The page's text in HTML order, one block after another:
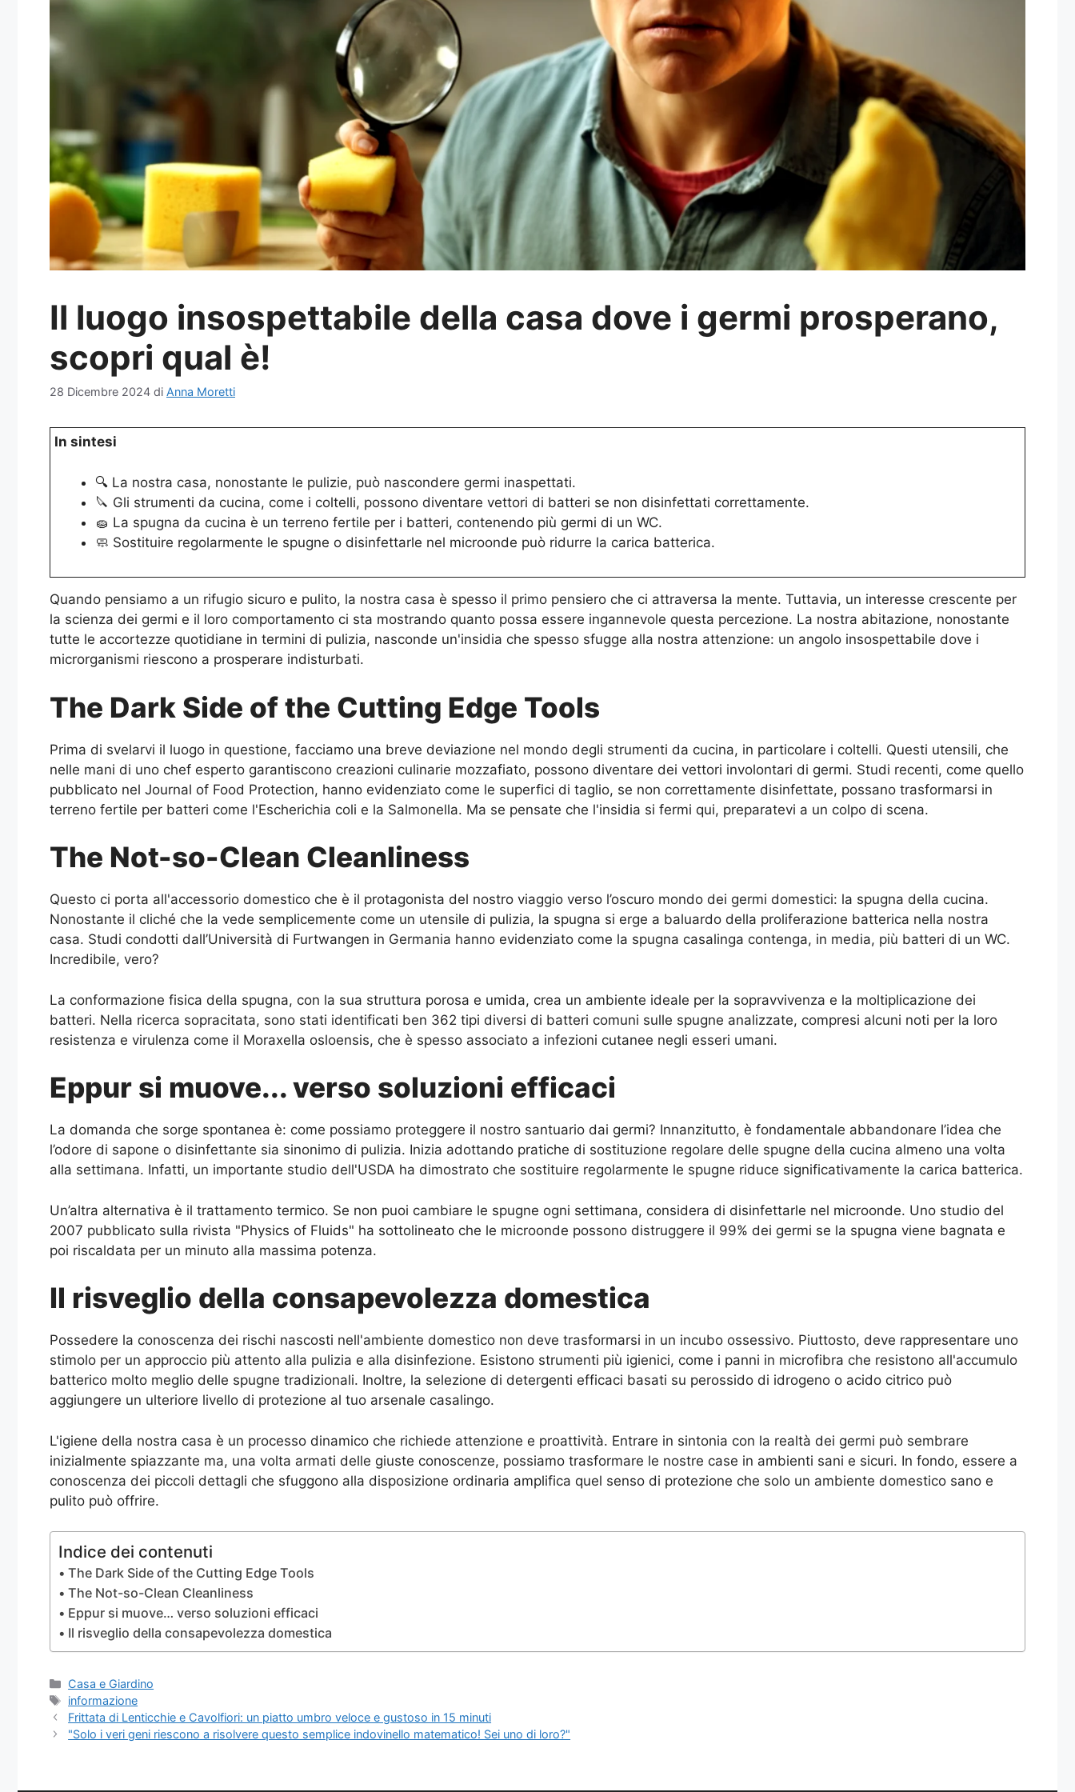
Il luogo insospettabile della casa dove i germi prosperano,
scopri qual è!
28 Dicembre 2024 di Anna Moretti
In sintesi
🔍 La nostra casa, nonostante le pulizie, può nascondere germi inaspettati.
🔪 Gli strumenti da cucina, come i coltelli, possono diventare vettori di batteri se non disinfettati correttamente.
🧽 La spugna da cucina è un terreno fertile per i batteri, contenendo più germi di un WC.
🧼 Sostituire regolarmente le spugne o disinfettarle nel microonde può ridurre la carica batterica.
Quando pensiamo a un rifugio sicuro e pulito, la nostra casa è spesso il primo pensiero che ci attraversa la mente. Tuttavia, un interesse crescente per
la scienza dei germi e il loro comportamento ci sta mostrando quanto possa essere ingannevole questa percezione. La nostra abitazione, nonostante
tutte le accortezze quotidiane in termini di pulizia, nasconde un'insidia che spesso sfugge alla nostra attenzione: un angolo insospettabile dove i
microrganismi riescono a prosperare indisturbati.
The Dark Side of the Cutting Edge Tools
Prima di svelarvi il luogo in questione, facciamo una breve deviazione nel mondo degli strumenti da cucina, in particolare i coltelli. Questi utensili, che
nelle mani di uno chef esperto garantiscono creazioni culinarie mozzafiato, possono diventare dei vettori involontari di germi. Studi recenti, come quello
pubblicato nel Journal of Food Protection, hanno evidenziato come le superfici di taglio, se non correttamente disinfettate, possano trasformarsi in
terreno fertile per batteri come l'Escherichia coli e la Salmonella. Ma se pensate che l'insidia si fermi qui, preparatevi a un colpo di scena.
The Not-so-Clean Cleanliness
Questo ci porta all'accessorio domestico che è il protagonista del nostro viaggio verso l’oscuro mondo dei germi domestici: la spugna della cucina.
Nonostante il cliché che la vede semplicemente come un utensile di pulizia, la spugna si erge a baluardo della proliferazione batterica nella nostra
casa. Studi condotti dall’Università di Furtwangen in Germania hanno evidenziato come la spugna casalinga contenga, in media, più batteri di un WC.
Incredibile, vero?
La conformazione fisica della spugna, con la sua struttura porosa e umida, crea un ambiente ideale per la sopravvivenza e la moltiplicazione dei
batteri. Nella ricerca sopracitata, sono stati identificati ben 362 tipi diversi di batteri comuni sulle spugne analizzate, compresi alcuni noti per la loro
resistenza e virulenza come il Moraxella osloensis, che è spesso associato a infezioni cutanee negli esseri umani.
Eppur si muove... verso soluzioni efficaci
La domanda che sorge spontanea è: come possiamo proteggere il nostro santuario dai germi? Innanzitutto, è fondamentale abbandonare l’idea che
l’odore di sapone o disinfettante sia sinonimo di pulizia. Inizia adottando pratiche di sostituzione regolare delle spugne della cucina almeno una volta
alla settimana. Infatti, un importante studio dell'USDA ha dimostrato che sostituire regolarmente le spugne riduce significativamente la carica batterica.
Un’altra alternativa è il trattamento termico. Se non puoi cambiare le spugne ogni settimana, considera di disinfettarle nel microonde. Uno studio del
2007 pubblicato sulla rivista "Physics of Fluids" ha sottolineato che le microonde possono distruggere il 99% dei germi se la spugna viene bagnata e
poi riscaldata per un minuto alla massima potenza.
Il risveglio della consapevolezza domestica
Possedere la conoscenza dei rischi nascosti nell'ambiente domestico non deve trasformarsi in un incubo ossessivo. Piuttosto, deve rappresentare uno
stimolo per un approccio più attento alla pulizia e alla disinfezione. Esistono strumenti più igienici, come i panni in microfibra che resistono all'accumulo
batterico molto meglio delle spugne tradizionali. Inoltre, la selezione di detergenti efficaci basati su perossido di idrogeno o acido citrico può
aggiungere un ulteriore livello di protezione al tuo arsenale casalingo.
L'igiene della nostra casa è un processo dinamico che richiede attenzione e proattività. Entrare in sintonia con la realtà dei germi può sembrare
inizialmente spiazzante ma, una volta armati delle giuste conoscenze, possiamo trasformare le nostre case in ambienti sani e sicuri. In fondo, essere a
conoscenza dei piccoli dettagli che sfuggono alla disposizione ordinaria amplifica quel senso di protezione che solo un ambiente domestico sano e
pulito può offrire.
Indice dei contenuti
The Dark Side of the Cutting Edge Tools
The Not-so-Clean Cleanliness
Eppur si muove… verso soluzioni efficaci
Il risveglio della consapevolezza domestica
Categorie
Casa e Giardino
Tag
informazione
Frittata di Lenticchie e Cavolfiori: un piatto umbro veloce e gustoso in 15 minuti
"Solo i veri geni riescono a risolvere questo semplice indovinello matematico! Sei uno di loro?"